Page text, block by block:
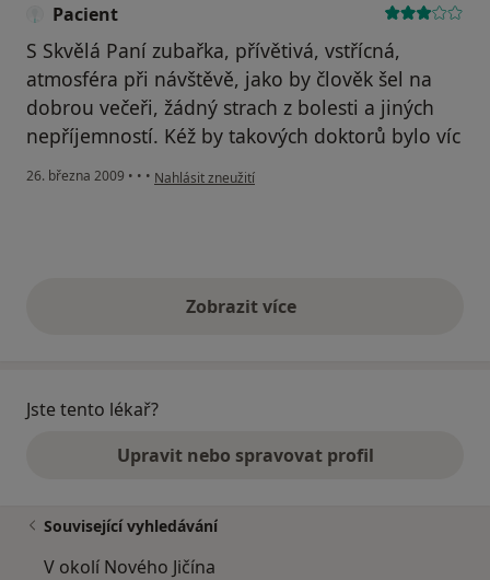
Pacient
S Skvělá Paní zubařka, přívětivá, vstřícná,
atmosféra při návštěvě, jako by člověk šel na
dobrou večeři, žádný strach z bolesti a jiných
nepříjemností. Kéž by takových doktorů bylo víc
26. března 2009 • • • podle názoru uživatele Pacient
Nahlásit zneužití
Zobrazit vícevýše uvedené názory
Jste tento lékař?
Upravit nebo spravovat profil
Související vyhledávání
V okolí Nového Jičína